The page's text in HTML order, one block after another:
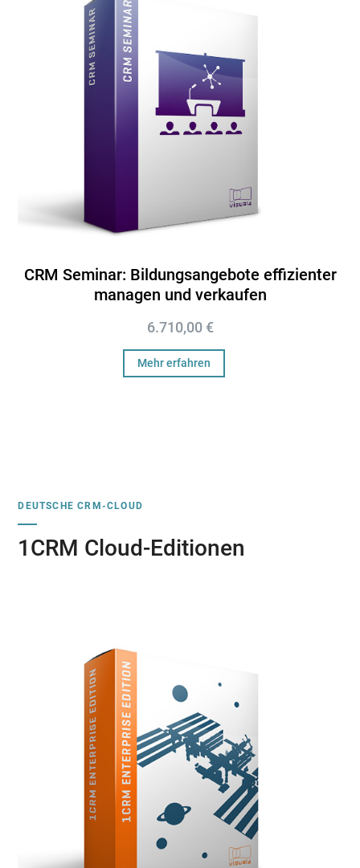
CRM Seminar: Bildungsangebote effizienter
managen und verkaufen
6.710,00 €
Mehr erfahren
DEUTSCHE CRM-CLOUD
1CRM Cloud-Editionen